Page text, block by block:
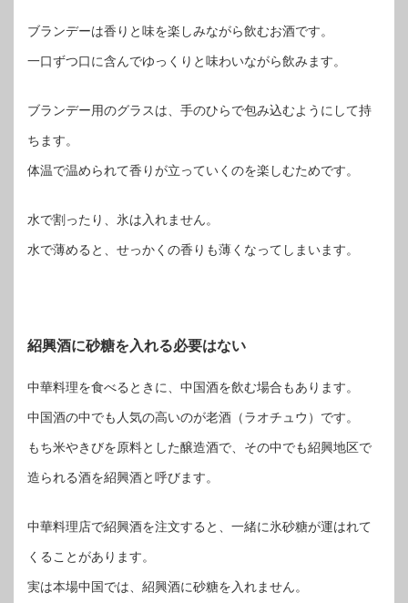
ブランデーは香りと味を楽しみながら飲むお酒です。
一口ずつ口に含んでゆっくりと味わいながら飲みます。
ブランデー用のグラスは、手のひらで包み込むようにして持
ちます。
体温で温められて香りが立っていくのを楽しむためです。
水で割ったり、氷は入れません。
水で薄めると、せっかくの香りも薄くなってしまいます。
紹興酒に砂糖を入れる必要はない
中華料理を食べるときに、中国酒を飲む場合もあります。
中国酒の中でも人気の高いのが老酒（ラオチュウ）です。
もち米やきびを原料とした醸造酒で、その中でも紹興地区で
造られる酒を紹興酒と呼びます。
中華料理店で紹興酒を注文すると、一緒に氷砂糖が運はれて
くることがあります。
実は本場中国では、紹興酒に砂糖を入れません。